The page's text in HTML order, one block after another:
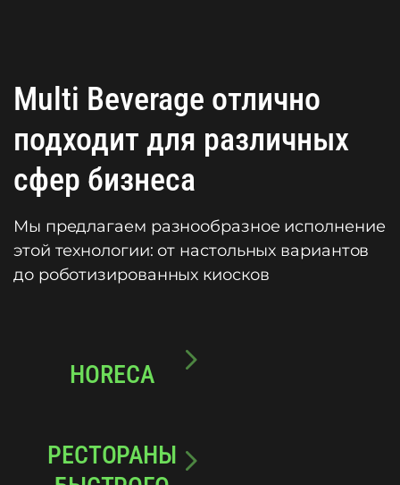
Multi Beverage отлично
подходит для различных
сфер бизнеса
Мы предлагаем разнообразное исполнение
этой технологии: от настольных вариантов
до роботизированных киосков
HORECA
РЕСТОРАНЫ